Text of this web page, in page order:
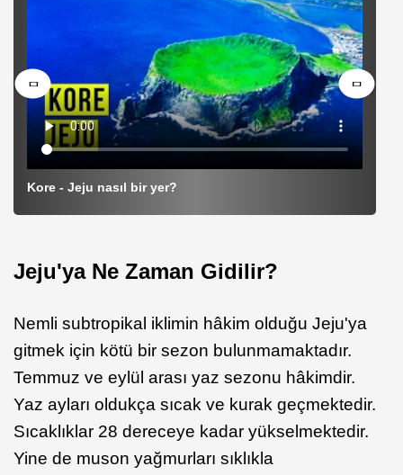
Kore - Jeju nasıl bir yer?
Jeju'ya Ne Zaman Gidilir?
Nemli subtropikal iklimin hâkim olduğu Jeju'ya
gitmek için kötü bir sezon bulunmamaktadır.
Temmuz ve eylül arası yaz sezonu hâkimdir.
Yaz ayları oldukça sıcak ve kurak geçmektedir.
Sıcaklıklar 28 dereceye kadar yükselmektedir.
Yine de muson yağmurları sıklıkla